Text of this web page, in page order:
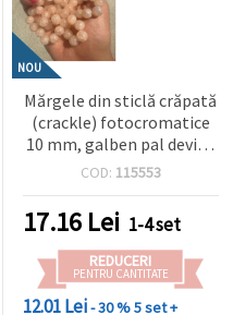
NOU
Mărgele din sticlă crăpată
(crackle) fotocromatice
10 mm, galben pal devine
piersică la soare, gaură 1
perfecte pentru bijuterii
unice cu schimbare de
culoare
COD: 115553
17.16 Lei 1-4 set
REDUCERI
PENTRU CANTITATE
12.01 Lei- 30 %5 set +